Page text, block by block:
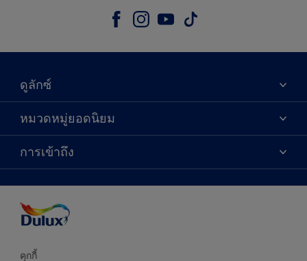
ดูลักซ์
เกี่ยวกับดูลักซ์
ติดต่อเรา
ค้นหาร้านค้า
หมวดหมู่ยอดนิยม
ผลิตภัณฑ์
ไอเดียการตกแต่ง
คำแนะนำจากผู้เชี่ยวชาญ
บริการออกแบบสี
การเข้าถึง
คุกกี้